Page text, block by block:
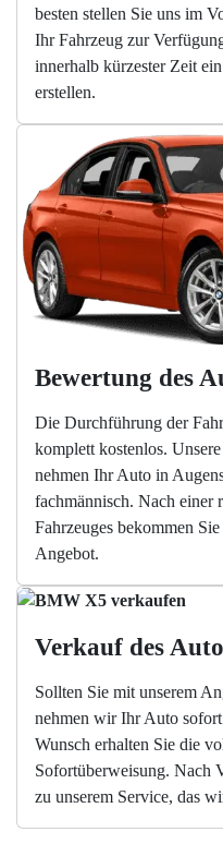
besten stellen Sie uns im
Ihr Fahrzeug zur
innerhalb kürzester Zeit
erstellen.
Bewertung des
Die Durchführung der
komplett kostenlos.
nehmen Ihr Auto in
fachmännisch. Nach einer
Fahrzeuges bekommen
Angebot.
Verkauf des
Sollten Sie mit unserem
nehmen wir Ihr Auto
Wunsch erhalten Sie die
Sofortüberweisung. Nach
zu unserem Service, das